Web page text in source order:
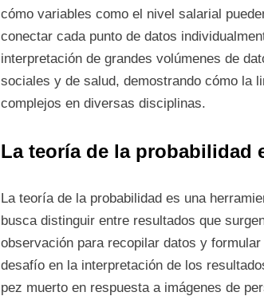
cómo variables como el nivel salarial
conectar cada punto de datos
interpretación de grandes volúmenes de
sociales y de salud, demostrando cómo la
complejos en diversas disciplinas.
La teoría de la probabilidad
La teoría de la probabilidad es una
busca distinguir entre resultados que
observación para recopilar datos y
desafío en la interpretación de los
pez muerto en respuesta a imágenes de